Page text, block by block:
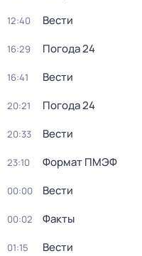
12:40 Вести
16:29 Погода 24
16:41 Вести
20:21 Погода 24
20:33 Вести
23:10 Формат ПМЭФ
00:00 Вести
00:02 Факты
01:15 Вести